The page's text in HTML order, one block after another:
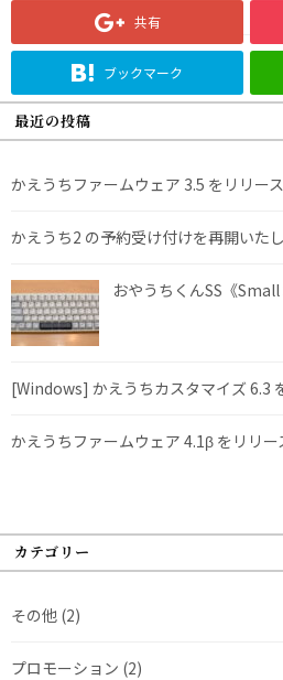
共有
ブックマーク
最近の投稿
かえうちファームウェア 3.5 をリリー
かえうち2 の予約受け付けを再開いた
おやうちくんSS《
[Windows] かえうちカスタマイズ 6.3
かえうちファームウェア 4.1β をリリー
カテゴリー
その他 (2)
プロモーション (2)